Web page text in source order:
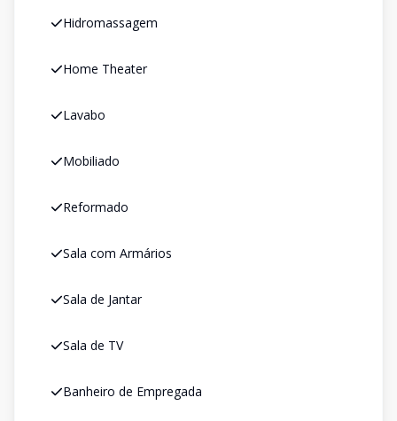
Hidromassagem
Home Theater
Lavabo
Mobiliado
Reformado
Sala com Armários
Sala de Jantar
Sala de TV
Banheiro de Empregada